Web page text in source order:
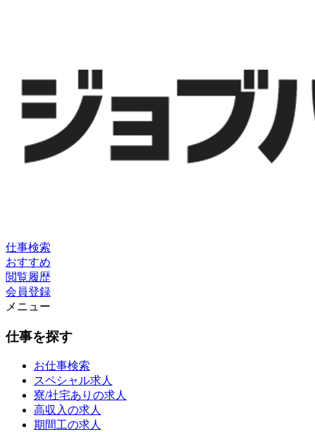
仕事検索
おすすめ
閲覧履歴
会員登録
メニュー
仕事を探す
お仕事検索
スペシャル求人
寮/社宅ありの求人
高収入の求人
期間工の求人